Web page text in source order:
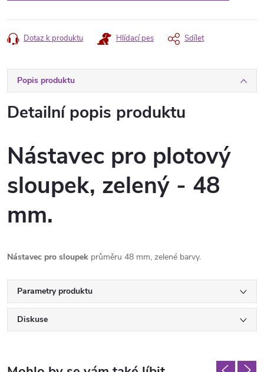
Dotaz k produktu Hlídací pes Sdílet
Popis produktu
Detailní popis produktu
Nástavec pro plotový
sloupek, zelený - 48
mm.
Nástavec pro sloupek průměru 48 mm, zelené barvy.
Parametry produktu
Diskuse